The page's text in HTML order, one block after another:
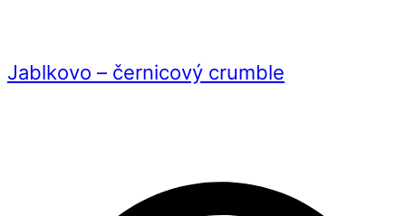
Jablkovo – černicový crumble